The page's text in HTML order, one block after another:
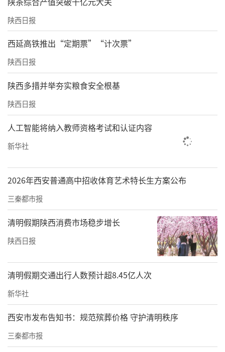
陕西日报
西延高铁推出“定期票”“计次票”
陕西日报
陕西多措并举夯实粮食安全根基
陕西日报
人工智能将纳入教师资格考试和认证内容
新华社
2026年西安普通高中招收体育艺术特长生方案公布
三秦都市报
清明假期陕西消费市场稳步增长
陕西日报
清明假期交通出行人数预计超8.45亿人次
新华社
西安市发布告知书：规范殡葬价格 守护清明秩序
三秦都市报